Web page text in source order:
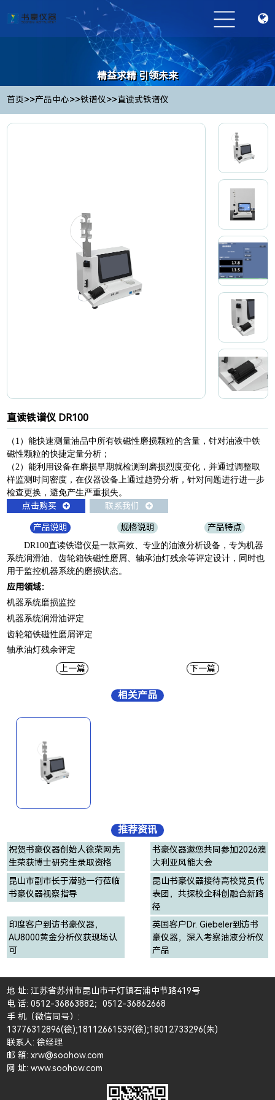
精益求精 引领未来
Striving for excellence and leading the future
首页>>产品中心>>铁谱仪>>直读式铁谱仪
直读铁谱仪 DR100
（1）能快速测量油品中所有铁磁性磨损颗粒的含量，针对油液中铁
磁性颗粒的快捷定量分析；
（2）能利用设备在磨损早期就检测到磨损烈度变化，并通过调整取
样监测时间密度，在仪器设备上通过趋势分析，针对问题进行进一步
检查更换，避免产生严重损失。
点击购买 联系我们
产品说明 规格说明 产品特点
DR100直读铁谱仪是一款高效、专业的油液分析设备，专为机器
系统润滑油、齿轮箱铁磁性磨屑、轴承油灯残余等评定设计，同时也
用于监控机器系统的磨损状态。
应用领域：
机器系统磨损监控
机器系统润滑油评定
齿轮箱铁磁性磨屑评定
轴承油灯残余评定
上一篇 下一篇
相关产品
推荐资讯
祝贺书豪仪器创始人徐荣网先
生荣获博士研究生录取资格
书豪仪器邀您共同参加2026澳
大利亚风能大会
昆山市副市长于潜驰一行莅临
书豪仪器视察指导
昆山书豪仪器接待高校党员代
表团，共探校企科创融合新路
径
印度客户到访书豪仪器，
AU8000黄金分析仪获现场认
可
英国客户Dr. Giebeler到访书
豪仪器，深入考察油液分析仪
产品
地 址: 江苏省苏州市昆山市千灯镇石浦中节路419号
电 话: 0512-36863882；0512-36862668
手 机（微信同号）:
13776312896(徐);18112661539(徐);18012733296(朱)
联系人: 徐经理
邮 箱: xrw@soohow.com
网 址: www.soohow.com